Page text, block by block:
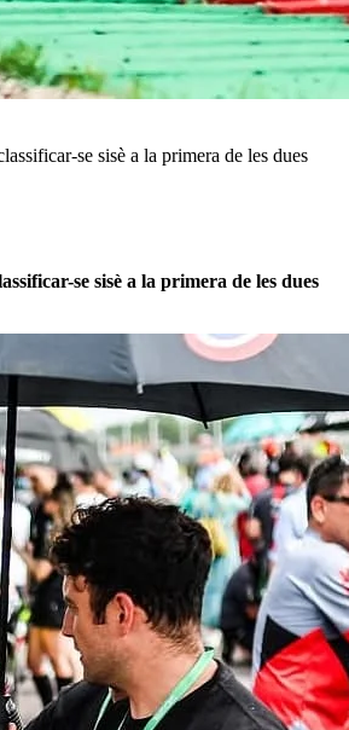
se sisè a la primera de les dues
se sisè a la primera de les dues